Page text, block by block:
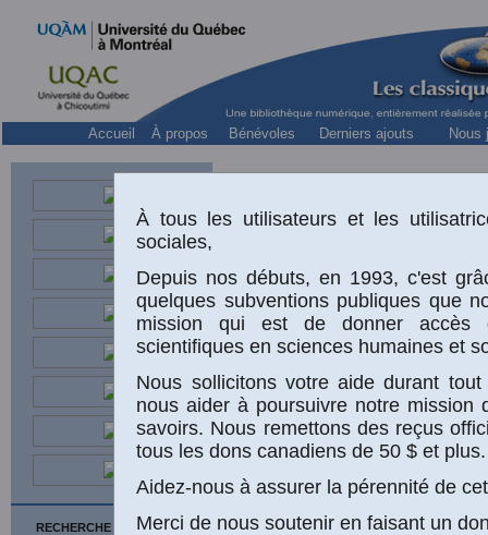
Accueil À propos Bénévoles Derniers ajouts Nous
RECHERCHE SUR LE SITE
«
À tous les utilisateurs et les
sociales,
Depuis nos débuts, en 1993, c'est
quelques subventions publiques que
mission qui est de donner accès
scientifiques en sciences humaines et
Nous sollicitons votre aide durant
nous aider à poursuivre notre mission
savoirs. Nous remettons des reçus
tous les dons canadiens de 50 $ et plus.
Aidez-nous à assurer la pérennité de
Merci de nous soutenir en faisant un